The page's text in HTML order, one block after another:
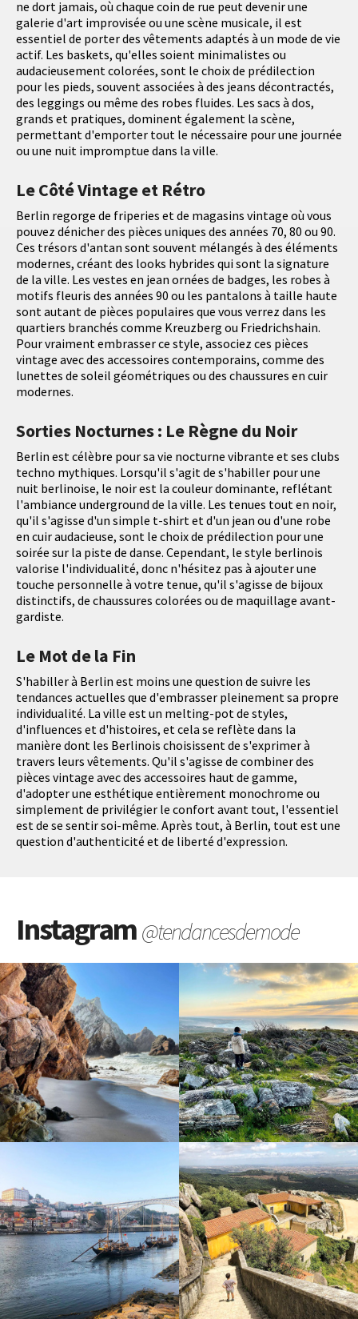
ne dort jamais, où chaque coin de rue peut devenir une
galerie d'art improvisée ou une scène musicale, il est
essentiel de porter des vêtements adaptés à un mode de vie
actif. Les baskets, qu'elles soient minimalistes ou
audacieusement colorées, sont le choix de prédilection
pour les pieds, souvent associées à des jeans décontractés,
des leggings ou même des robes fluides. Les sacs à dos,
grands et pratiques, dominent également la scène,
permettant d'emporter tout le nécessaire pour une journée
ou une nuit impromptue dans la ville.
Le Côté Vintage et Rétro
Berlin regorge de friperies et de magasins vintage où vous
pouvez dénicher des pièces uniques des années 70, 80 ou 90.
Ces trésors d'antan sont souvent mélangés à des éléments
modernes, créant des looks hybrides qui sont la signature
de la ville. Les vestes en jean ornées de badges, les robes à
motifs fleuris des années 90 ou les pantalons à taille haute
sont autant de pièces populaires que vous verrez dans les
quartiers branchés comme Kreuzberg ou Friedrichshain.
Pour vraiment embrasser ce style, associez ces pièces
vintage avec des accessoires contemporains, comme des
lunettes de soleil géométriques ou des chaussures en cuir
modernes.
Sorties Nocturnes : Le Règne du Noir
Berlin est célèbre pour sa vie nocturne vibrante et ses clubs
techno mythiques. Lorsqu'il s'agit de s'habiller pour une
nuit berlinoise, le noir est la couleur dominante, reflétant
l'ambiance underground de la ville. Les tenues tout en noir,
qu'il s'agisse d'un simple t-shirt et d'un jean ou d'une robe
en cuir audacieuse, sont le choix de prédilection pour une
soirée sur la piste de danse. Cependant, le style berlinois
valorise l'individualité, donc n'hésitez pas à ajouter une
touche personnelle à votre tenue, qu'il s'agisse de bijoux
distinctifs, de chaussures colorées ou de maquillage avant-
gardiste.
Le Mot de la Fin
S'habiller à Berlin est moins une question de suivre les
tendances actuelles que d'embrasser pleinement sa propre
individualité. La ville est un melting-pot de styles,
d'influences et d'histoires, et cela se reflète dans la
manière dont les Berlinois choisissent de s'exprimer à
travers leurs vêtements. Qu'il s'agisse de combiner des
pièces vintage avec des accessoires haut de gamme,
d'adopter une esthétique entièrement monochrome ou
simplement de privilégier le confort avant tout, l'essentiel
est de se sentir soi-même. Après tout, à Berlin, tout est une
question d'authenticité et de liberté d'expression.
Instagram@tendancesdemode